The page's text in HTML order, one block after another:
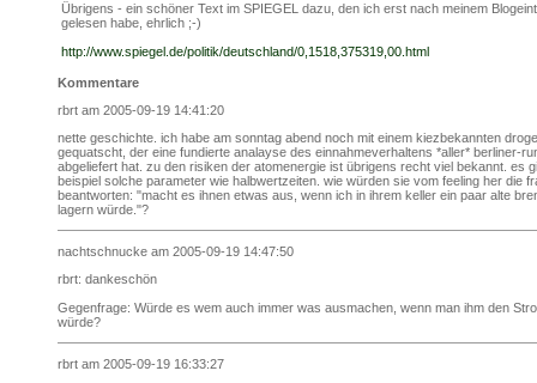
Übrigens - ein schöner Text im SPIEGEL dazu, den ich erst nach meinem
gelesen habe, ehrlich ;-)
http://www.spiegel.de/politik/deutschland/0,1518,375319,00.html
Kommentare
rbrt am 2005-09-19 14:41:20
nette geschichte. ich habe am sonntag abend noch mit einem kiezbekannten
gequatscht, der eine fundierte analayse des einnahmeverhaltens *aller* berliner-
abgeliefert hat. zu den risiken der atomenergie ist übrigens recht viel bekannt. es
beispiel solche parameter wie halbwertzeiten. wie würden sie vom feeling her die
beantworten: "macht es ihnen etwas aus, wenn ich in ihrem keller ein paar alte
lagern würde."?
nachtschnucke am 2005-09-19 14:47:50
rbrt: dankeschön
Gegenfrage: Würde es wem auch immer was ausmachen, wenn man ihm den
würde?
rbrt am 2005-09-19 16:33:27